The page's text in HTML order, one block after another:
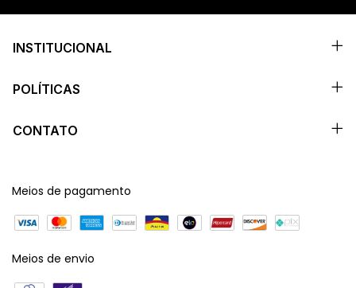
INSTITUCIONAL
POLÍTICAS
CONTATO
Meios de pagamento
Meios de envio